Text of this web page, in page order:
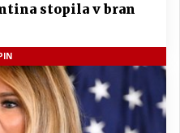
stopila v bran